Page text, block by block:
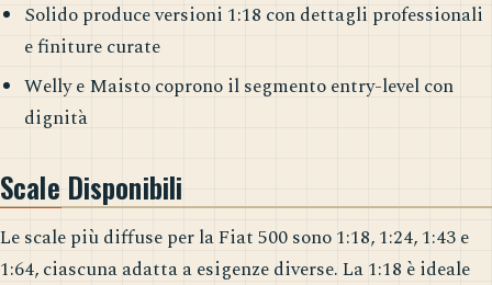
Solido produce versioni 1:18 con dettagli professionali
e finiture curate
Welly e Maisto coprono il segmento entry-level con
dignità
Scale Disponibili
Le scale più diffuse per la Fiat 500 sono 1:18, 1:24, 1:43 e
1:64, ciascuna adatta a esigenze diverse. La 1:18 è ideale